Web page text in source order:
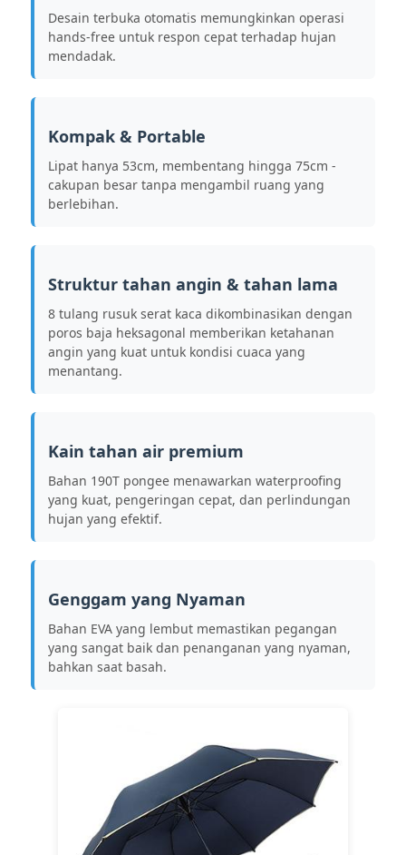
payung golf
Payung Kompak
payung promosi
Payung Buka Otomatis
Payung terbalik
Payung yang Tahan UV
Payung Pantai
Payung Kreatif
Desain terbuka otomatis memungkinkan operasi
hands-free untuk respon cepat terhadap hujan
mendadak.
Kompak & Portable
Lipat hanya 53cm, membentang hingga 75cm -
cakupan besar tanpa mengambil ruang yang
berlebihan.
Struktur tahan angin & tahan lama
8 tulang rusuk serat kaca dikombinasikan dengan
poros baja heksagonal memberikan ketahanan
angin yang kuat untuk kondisi cuaca yang
menantang.
Kain tahan air premium
Bahan 190T pongee menawarkan waterproofing
yang kuat, pengeringan cepat, dan perlindungan
hujan yang efektif.
Genggam yang Nyaman
Bahan EVA yang lembut memastikan pegangan
yang sangat baik dan penanganan yang nyaman,
bahkan saat basah.